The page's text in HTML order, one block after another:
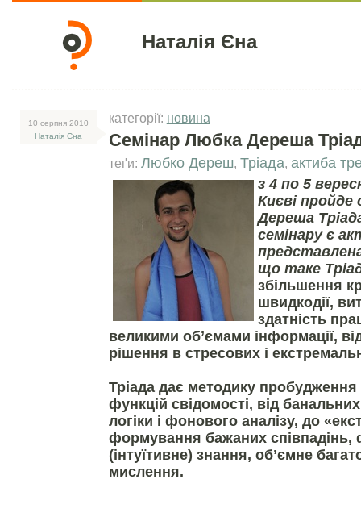
Наталія Єна
10 серпня 2010
Наталія Єна
категорії: новина
Семінар Любка Дереша
теґи: Любко Дереш, Тріада, актиба
з 4 по 5
Києві пройде
Дереша
семінару є
що таке
збільшення
швидкодії,
здатність
великими обʼємами інформації,
рішення в стресових і
Тріада дає методику
функцій свідомості, від
логіки і фонового аналізу, до
формування бажаних співпадінь,
(інтуїтивне) знання, обʼємне
мислення.